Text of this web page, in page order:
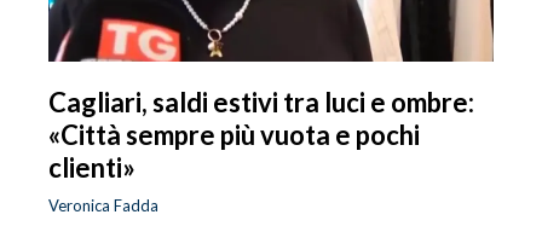
Cagliari, saldi estivi tra luci e ombre:
«Città sempre più vuota e pochi
clienti»
Veronica Fadda